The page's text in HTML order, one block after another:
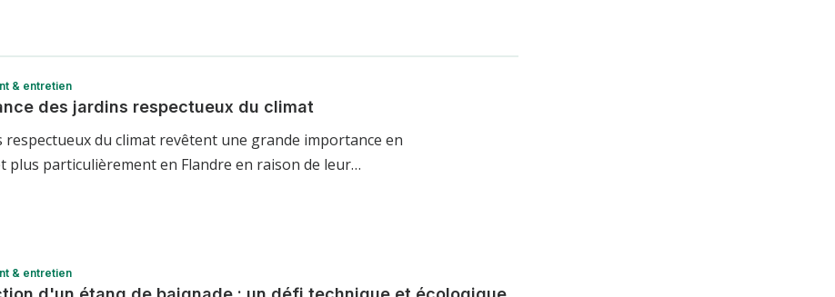
& entretien
des jardins respectueux du climat
respectueux du climat revêtent une grande importance en
plus particulièrement en Flandre en raison de leur…
& entretien